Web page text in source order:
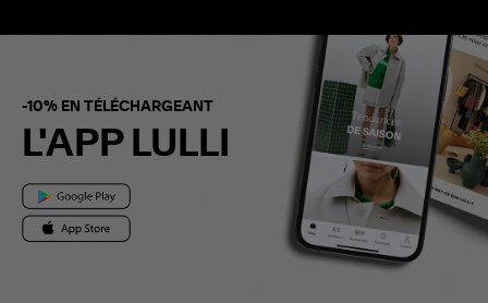
-10% EN TÉLÉCHARGEANT
L'APP LULLI